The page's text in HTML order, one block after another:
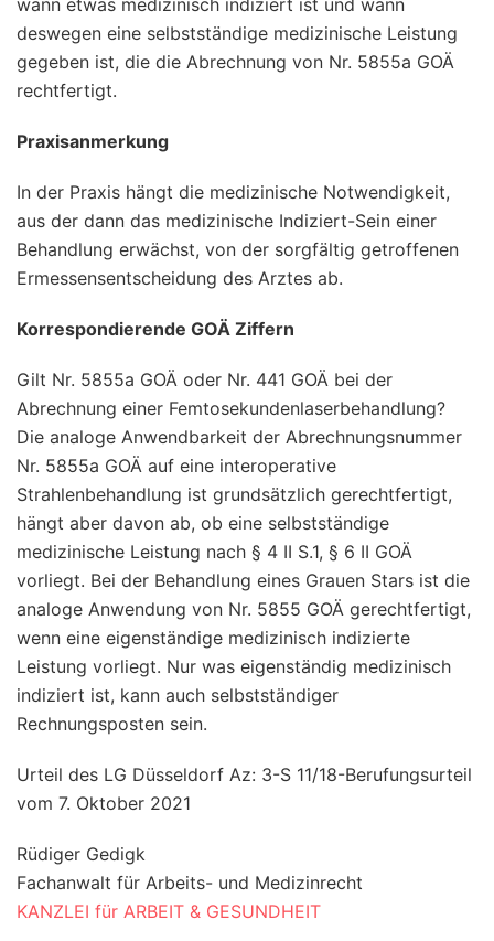
deswegen eine selbstständige medizinische Leistung
gegeben ist, die die Abrechnung von Nr. 5855a GOÄ
rechtfertigt.
Praxisanmerkung
In der Praxis hängt die medizinische Notwendigkeit,
aus der dann das medizinische Indiziert-Sein einer
Behandlung erwächst, von der sorgfältig getroffenen
Ermessensentscheidung des Arztes ab.
Korrespondierende GOÄ Ziffern
Gilt Nr. 5855a GOÄ oder Nr. 441 GOÄ bei der
Abrechnung einer Femtosekundenlaserbehandlung?
Die analoge Anwendbarkeit der Abrechnungsnummer
Nr. 5855a GOÄ auf eine interoperative
Strahlenbehandlung ist grundsätzlich gerechtfertigt,
hängt aber davon ab, ob eine selbstständige
medizinische Leistung nach § 4 II S.1, § 6 II GOÄ
vorliegt. Bei der Behandlung eines Grauen Stars ist die
analoge Anwendung von Nr. 5855 GOÄ gerechtfertigt,
wenn eine eigenständige medizinisch indizierte
Leistung vorliegt. Nur was eigenständig medizinisch
indiziert ist, kann auch selbstständiger
Rechnungsposten sein.
Urteil des LG Düsseldorf Az: 3-S 11/18-Berufungsurteil
vom 7. Oktober 2021
Rüdiger Gedigk
Fachanwalt für Arbeits- und Medizinrecht
KANZLEI für ARBEIT & GESUNDHEIT